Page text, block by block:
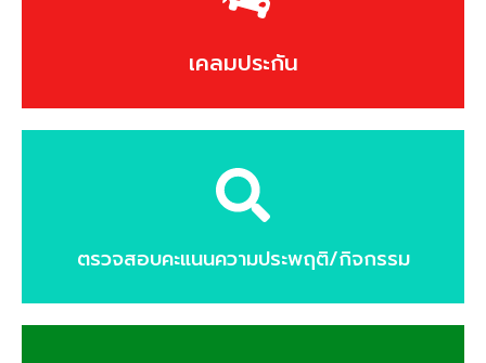
เคลมประกัน
ตรวจสอบคะแนนความประพฤติ/กิจกรรม